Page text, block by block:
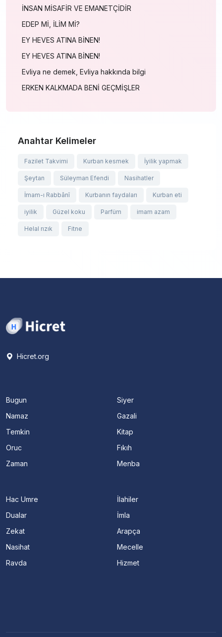
İNSAN MİSAFİR VE EMANETÇİDİR
EDEP Mİ, İLİM Mİ?
EY HEVES ATINA BİNEN!
EY HEVES ATINA BİNEN!
Evliya ne demek, Evliya hakkında bilgi
ERKEN KALKMADA BENİ GEÇMİŞLER
Anahtar Kelimeler
Fazilet Takvimi Kurban kesmek İyilik yapmak
Şeytan Süleyman Efendi Nasihatler
İmam-ı Rabbânî Kurbanın faydaları Kurban eti
iyilik Güzel koku Parfüm imam azam
Helal rızık Fitne
Hicret.org
Bugun
Namaz
Temkin
Oruc
Zaman
Siyer
Gazali
Kitap
Fıkıh
Menba
Hac Umre
Dualar
Zekat
Nasihat
Ravda
İlahiler
İmla
Arapça
Mecelle
Hizmet